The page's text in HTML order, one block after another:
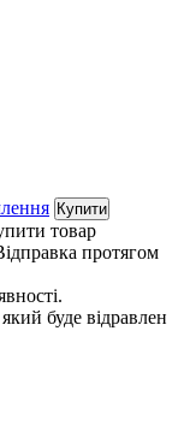
Купити
товар
протягом
буде відравлен